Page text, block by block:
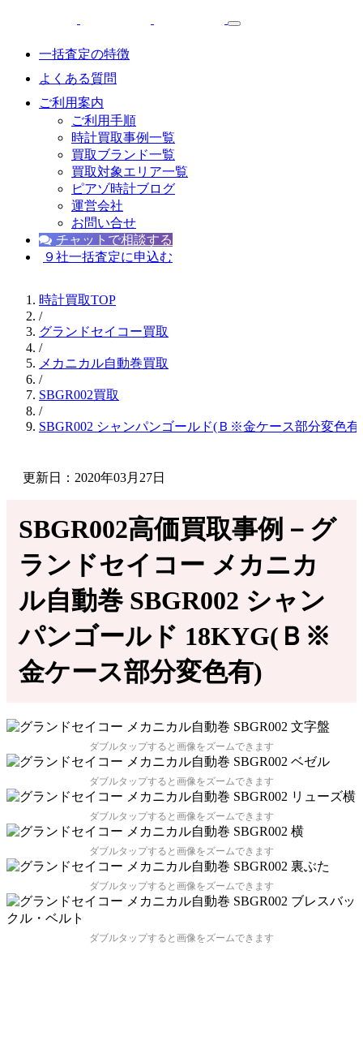
一括査定の特徴
よくある質問
ご利用案内
ご利用手順
時計買取事例一覧
買取ブランド一覧
買取対象エリア一覧
ピアゾ時計ブログ
運営会社
お問い合せ
チャットで相談する
９社一括査定に申込む
時計買取TOP
/
グランドセイコー買取
/
メカニカル自動巻買取
/
SBGR002買取
/
SBGR002 シャンパンゴールド(Ｂ※金ケース部分変色
更新日：2020年03月27日
SBGR002高価買取事例－グ
ランドセイコー メカニカ
ル自動巻 SBGR002 シャン
パンゴールド 18KYG(Ｂ※
金ケース部分変色有)
ダブルタップすると画像をズームできます
ダブルタップすると画像をズームできます
ダブルタップすると画像をズームできます
ダブルタップすると画像をズームできます
ダブルタップすると画像をズームできます
ダブルタップすると画像をズームできます